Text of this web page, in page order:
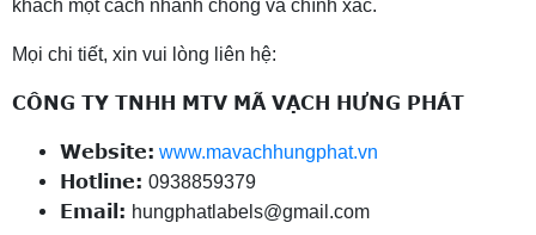
khách một cách nhanh chóng và chính xác.
Mọi chi tiết, xin vui lòng liên hệ:
CÔNG TY TNHH MTV MÃ VẠCH HƯNG PHÁT
Website: www.mavachhungphat.vn
Hotline: 0938859379
Email: hungphatlabels@gmail.com